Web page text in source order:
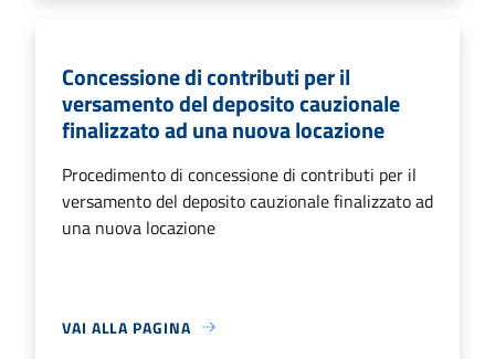
Concessione di contributi per il
versamento del deposito cauzionale
finalizzato ad una nuova locazione
Procedimento di concessione di contributi per il
versamento del deposito cauzionale finalizzato ad
una nuova locazione
VAI ALLA PAGINA